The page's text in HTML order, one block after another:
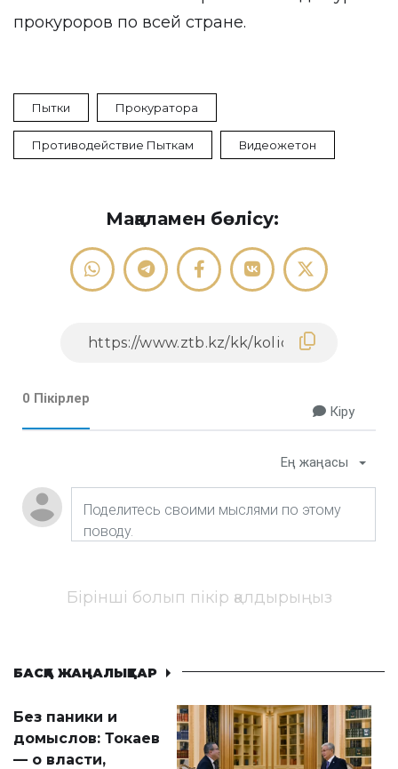
прокуроров по всей стране.
Пытки Прокуратора
Противодействие Пыткам Видеожетон
Мақаламен бөлісу:
0 Пікірлер
Кіру
Ең жаңасы
Бірінші болып пікір қалдырыңыз
БАСҚА ЖАҢАЛЫҚТАР
Без паники и
домыслов: Токаев
— о власти,